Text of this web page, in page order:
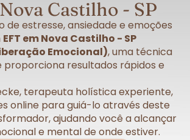
Castilho - SP
de estresse, ansiedade e emoções
EFT em Nova Castilho - SP
Emocional), uma técnica
proporciona resultados rápidos e
terapeuta holística experiente,
online para guiá-lo através deste
ajudando você a alcançar
e mental de onde estiver.